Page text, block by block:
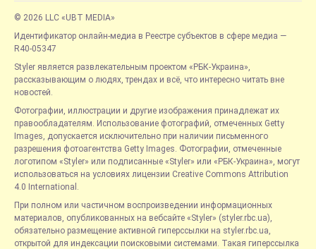
© 2026 LLC «UBT MEDIA»
Идентификатор онлайн-медиа в Реестре субъектов в сфере медиа —
R40-05347
Styler является развлекательным проектом «РБК-Украина»,
рассказывающим о людях, трендах и всё, что интересно читать вне
новостей.
Фотографии, иллюстрации и другие изображения принадлежат их
правообладателям. Использование фотографий, отмеченных Getty
Images, допускается исключительно при наличии письменного
разрешения фотоагентства Getty Images. Фотографии, отмеченные
логотипом «Styler» или подписанные «Styler» или «РБК-Украина», могут
использоваться на условиях лицензии Creative Commons Attribution
4.0 International.
При полном или частичном воспроизведении информационных
материалов, опубликованных на вебсайте «Styler» (styler.rbc.ua),
обязательно размещение активной гиперссылки на styler.rbc.ua,
открытой для индексации поисковыми системами. Такая гиперссылка